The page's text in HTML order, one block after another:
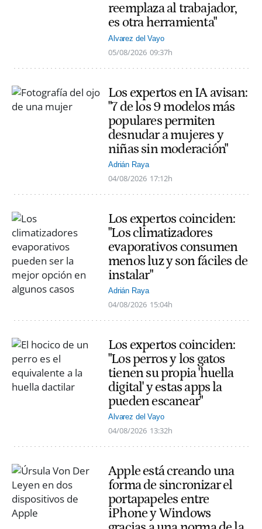
reemplaza al trabajador,
es otra herramienta"
Alvarez del Vayo
05/08/2026 09:37h
Los expertos en IA avisan:
"7 de los 9 modelos más
populares permiten
desnudar a mujeres y
niñas sin moderación"
Adrián Raya
04/08/2026 17:12h
Los expertos coinciden:
"Los climatizadores
evaporativos consumen
menos luz y son fáciles de
instalar"
Adrián Raya
04/08/2026 15:04h
Los expertos coinciden:
"Los perros y los gatos
tienen su propia 'huella
digital' y estas apps la
pueden escanear"
Alvarez del Vayo
04/08/2026 13:32h
Apple está creando una
forma de sincronizar el
portapapeles entre
iPhone y Windows